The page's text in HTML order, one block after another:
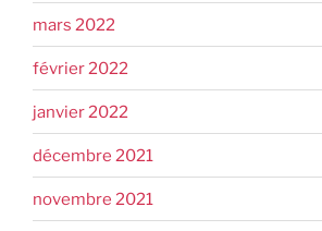
mars 2022
février 2022
janvier 2022
décembre 2021
novembre 2021